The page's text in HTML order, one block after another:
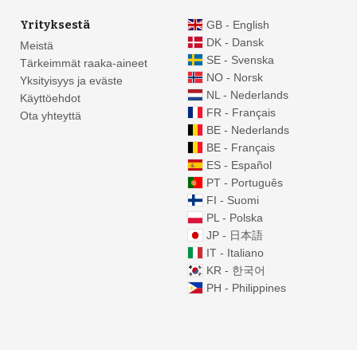
Yrityksestä
Meistä
Tärkeimmät raaka-aineet
Yksityisyys ja eväste
Käyttöehdot
Ota yhteyttä
GB - English
DK - Dansk
SE - Svenska
NO - Norsk
NL - Nederlands
FR - Français
BE - Nederlands
BE - Français
ES - Español
PT - Português
FI - Suomi
PL - Polska
JP - 日本語
IT - Italiano
KR - 한국어
PH - Philippines